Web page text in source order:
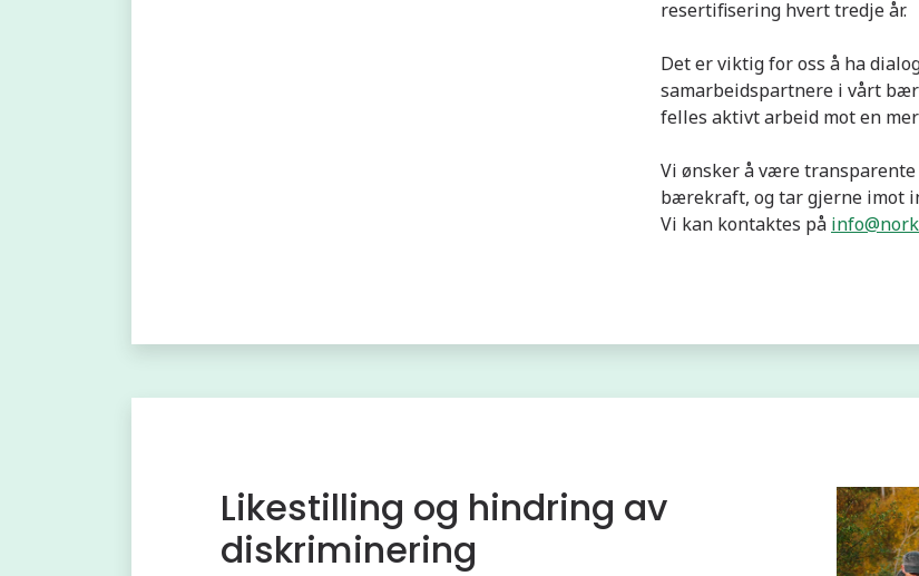
resertifisering hvert tredje år.
Det er viktig for oss å ha
samarbeidspartnere i vårt
felles aktivt arbeid mot en
Vi ønsker å være
bærekraft, og tar gjerne imot
Vi kan kontaktes på
Likestilling og hindring av
diskriminering